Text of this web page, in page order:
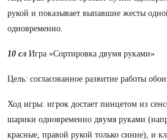
рукой и показывает выпавшие жесты
одновременно.
10 сл Игра «Сортировка двумя руками»
Цель: согласованное развитие работы
Ход игры: игрок достает пинцетом из
шарики одновременно двумя руками
красные, правой рукой только синие), и